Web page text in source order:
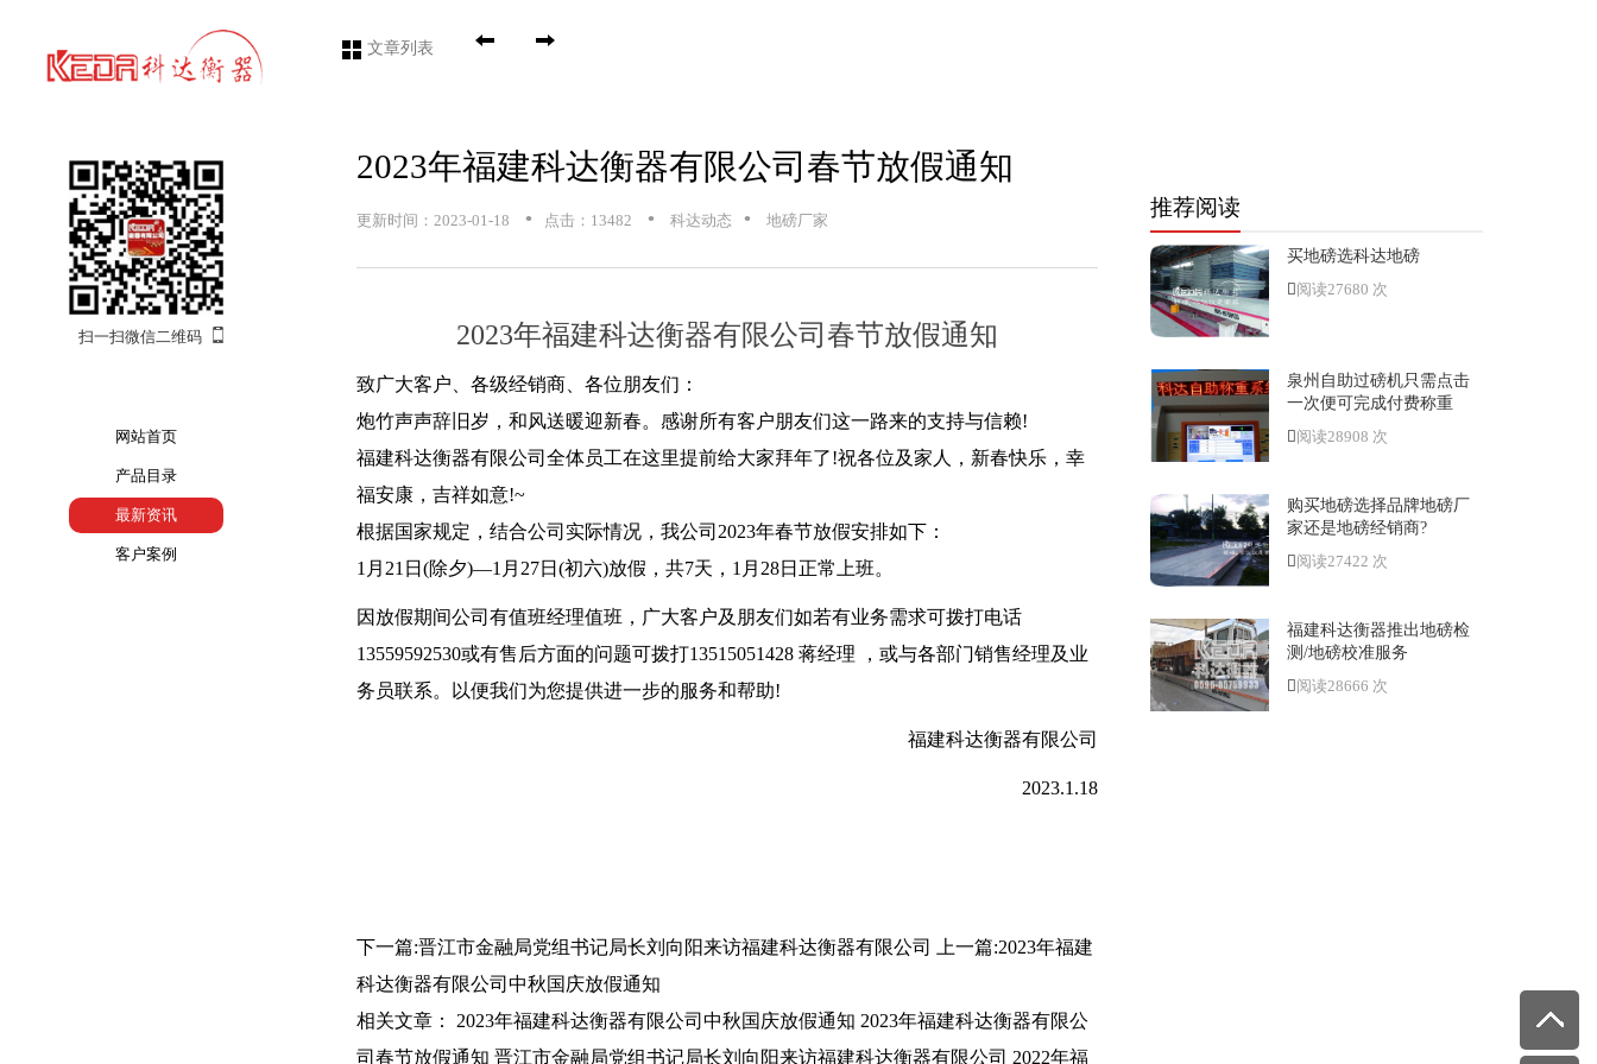
2023年福建科达衡器有限公司春节放假通知
更新时间：2023-01-18 • 点击：13482 • 科达动态 • 地磅厂家
2023年福建科达衡器有限公司春节放假通知
致广大客户、各级经销商、各位朋友们：
炮竹声声辞旧岁，和风送暖迎新春。感谢所有客户朋友们这一路来的支持与信赖!
福建科达衡器有限公司全体员工在这里提前给大家拜年了!祝各位及家人，新春快乐，幸
福安康，吉祥如意!~
根据国家规定，结合公司实际情况，我公司2023年春节放假安排如下：
1月21日(除夕)—1月27日(初六)放假，共7天，1月28日正常上班。
因放假期间公司有值班经理值班，广大客户及朋友们如若有业务需求可拨打电话
13559592530或有售后方面的问题可拨打13515051428 蒋经理 ，或与各部门销售经理及业
务员联系。以便我们为您提供进一步的服务和帮助!
福建科达衡器有限公司
2023.1.18
下一篇:晋江市金融局党组书记局长刘向阳来访福建科达衡器有限公司 上一篇:2023年福建
科达衡器有限公司中秋国庆放假通知
相关文章： 2023年福建科达衡器有限公司中秋国庆放假通知 2023年福建科达衡器有限公
司春节放假通知 晋江市金融局党组书记局长刘向阳来访福建科达衡器有限公司 2022年福
推荐阅读
买地磅选科达地磅
阅读27680 次
泉州自助过磅机只需点击
一次便可完成付费称重
阅读28908 次
购买地磅选择品牌地磅厂
家还是地磅经销商?
阅读27422 次
福建科达衡器推出地磅检
测/地磅校准服务
阅读28666 次
文章列表
扫一扫微信二维码
网站首页
产品目录
最新资讯
客户案例